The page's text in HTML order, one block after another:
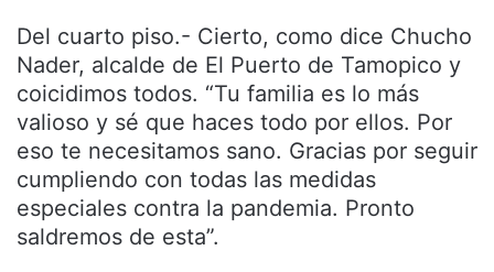
Del cuarto piso.- Cierto, como dice Chucho
Nader, alcalde de El Puerto de Tamopico y
coicidimos todos. “Tu familia es lo más
valioso y sé que haces todo por ellos. Por
eso te necesitamos sano. Gracias por seguir
cumpliendo con todas las medidas
especiales contra la pandemia. Pronto
saldremos de esta”.